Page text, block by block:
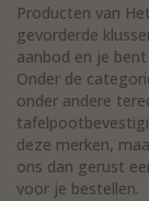
Producten van
gevorderde
aanbod en je
Onder de
onder andere
deze merken,
ons dan gerust
voor je bestellen.